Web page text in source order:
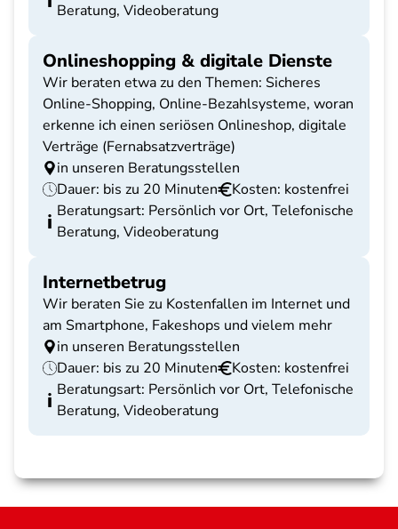
Beratung, Videoberatung
Onlineshopping & digitale Dienste
Wir beraten etwa zu den Themen: Sicheres
Online-Shopping, Online-Bezahlsysteme, woran
erkenne ich einen seriösen Onlineshop, digitale
Verträge (Fernabsatzverträge)
in unseren Beratungsstellen
Dauer: bis zu 20 Minuten
Kosten: kostenfrei
Beratungsart: Persönlich vor Ort, Telefonische
Beratung, Videoberatung
Internetbetrug
Wir beraten Sie zu Kostenfallen im Internet und
am Smartphone, Fakeshops und vielem mehr
in unseren Beratungsstellen
Dauer: bis zu 20 Minuten
Kosten: kostenfrei
Beratungsart: Persönlich vor Ort, Telefonische
Beratung, Videoberatung